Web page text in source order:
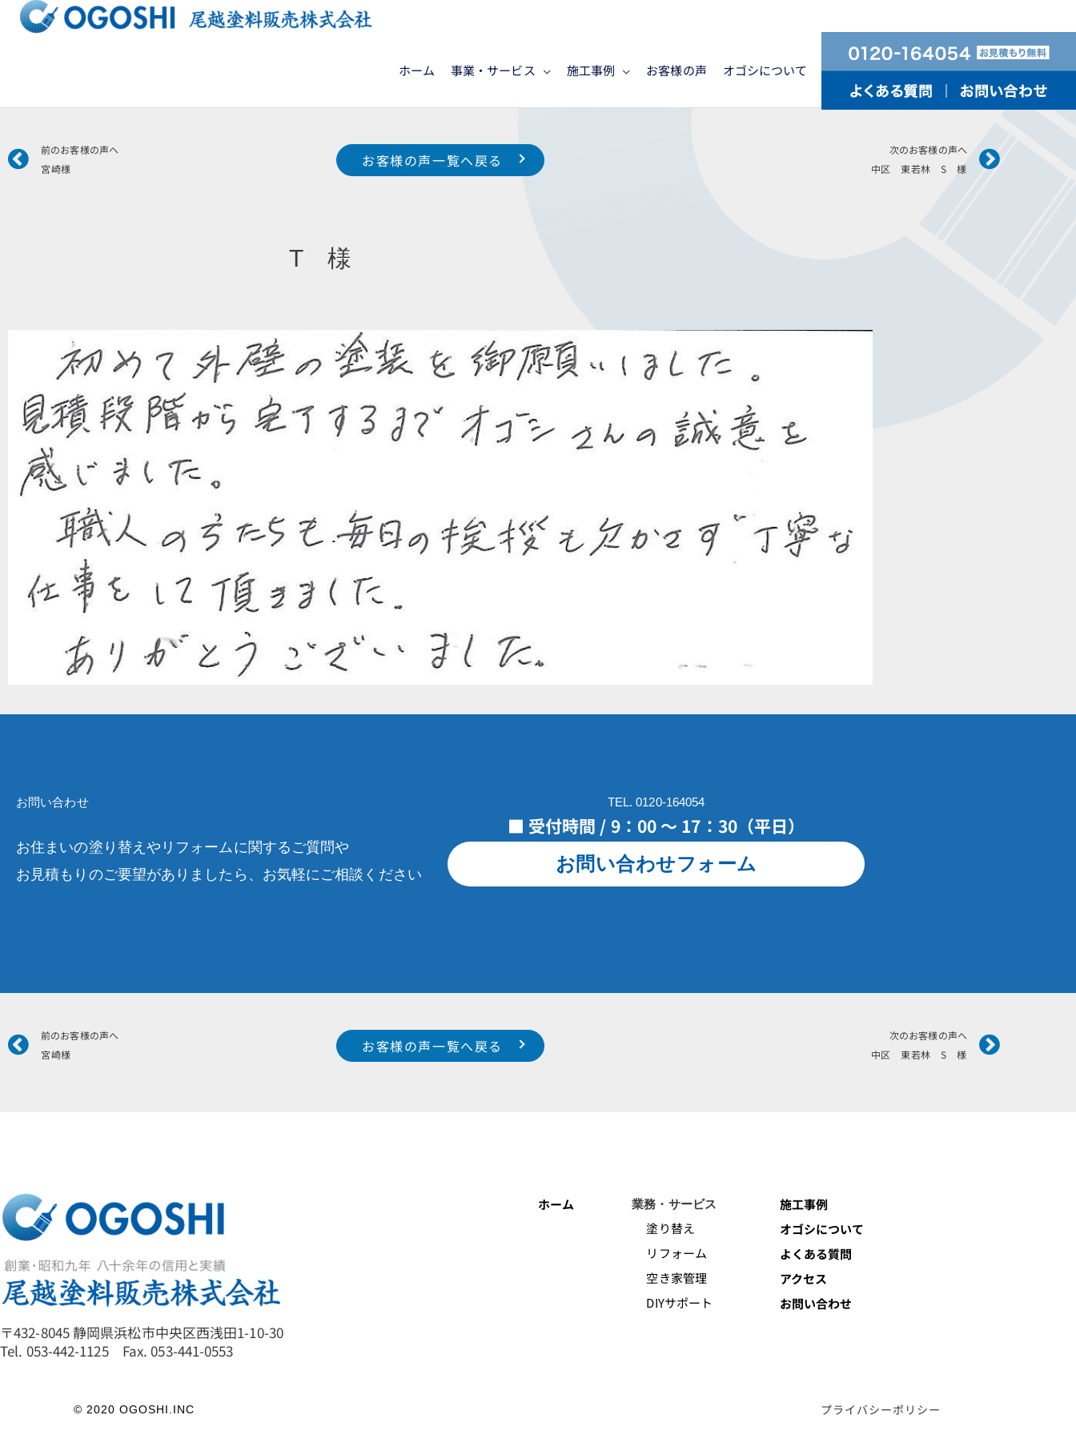
ッ
ホーム 事業・サービス 施工事例 お客様の声 オゴシについて
Prev
前のお客様の声へ
宮崎様
次のお客様の声へ
中区 東若林 S 様
Next
お客様の声一覧へ戻る
T 様
お問い合わせ
お住まいの塗り替えやリフォームに関するご質問や
お見積もりのご要望がありましたら、お気軽にご相談ください
TEL. 0120-164054
■ 受付時間 / 9：00 ～ 17：30（平日）
お問い合わせフォーム
Prev
前のお客様の声へ
宮崎様
次のお客様の声へ
中区 東若林 S 様
Next
お客様の声一覧へ戻る
〒432-8045 静岡県浜松市中央区西浅田1-10-30
Tel. 053-442-1125 Fax. 053-441-0553
ホーム 業務・サービス
塗り替え
リフォーム
空き家管理
DIYサポート
施工事例
オゴシについて
よくある質問
アクセス
お問い合わせ
© 2020 OGOSHI.INC プライバシーポリシー